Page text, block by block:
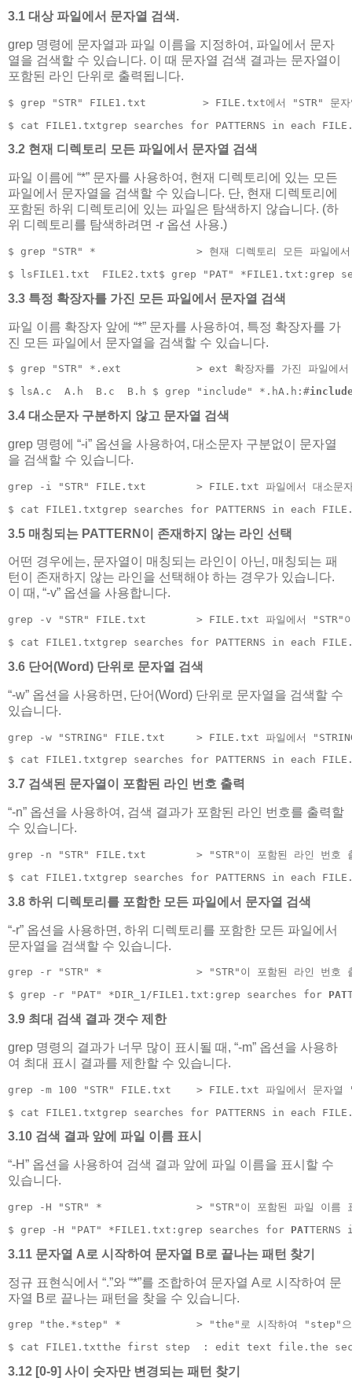
3.1 대상 파일에서 문자열 검색.
grep 명령에 문자열과 파일 이름을 지정하여, 파일에서 문자
열을 검색할 수 있습니다. 이 때 문자열 검색 결과는 문자열이
포함된 라인 단위로 출력됩니다.
$ grep "STR" FILE1.txt         > FILE.txt에서 "STR" 문자
$ cat FILE1.txtgrep searches for PATTERNS in each
3.2 현재 디렉토리 모든 파일에서 문자열 검색
파일 이름에 “*” 문자를 사용하여, 현재 디렉토리에 있는 모든
파일에서 문자열을 검색할 수 있습니다. 단, 현재 디렉토리에
포함된 하위 디렉토리에 있는 파일은 탐색하지 않습니다. (하
위 디렉토리를 탐색하려면 -r 옵션 사용.)
$ grep "STR" *                > 현재 디렉토리 모든 파일에서
$ lsFILE1.txt  FILE2.txt$ grep "PAT" *FILE1.txt:grep
3.3 특정 확장자를 가진 모든 파일에서 문자열 검색
파일 이름 확장자 앞에 “*” 문자를 사용하여, 특정 확장자를 가
진 모든 파일에서 문자열을 검색할 수 있습니다.
$ grep "STR" *.ext            > ext 확장자를 가진 파일에서
$ lsA.c  A.h  B.c  B.h $ grep "include" *.hA.h:#
3.4 대소문자 구분하지 않고 문자열 검색
grep 명령에 “-i” 옵션을 사용하여, 대소문자 구분없이 문자열
을 검색할 수 있습니다.
grep -i "STR" FILE.txt        > FILE.txt 파일에서 대소문자
$ cat FILE1.txtgrep searches for PATTERNS in each
3.5 매칭되는 PATTERN이 존재하지 않는 라인 선택
어떤 경우에는, 문자열이 매칭되는 라인이 아닌, 매칭되는 패
턴이 존재하지 않는 라인을 선택해야 하는 경우가 있습니다.
이 때, “-v” 옵션을 사용합니다.
grep -v "STR" FILE.txt        > FILE.txt 파일에서 "STR"이
$ cat FILE1.txtgrep searches for PATTERNS in each
3.6 단어(Word) 단위로 문자열 검색
“-w” 옵션을 사용하면, 단어(Word) 단위로 문자열을 검색할 수
있습니다.
grep -w "STRING" FILE.txt     > FILE.txt 파일에서
$ cat FILE1.txtgrep searches for PATTERNS in each
3.7 검색된 문자열이 포함된 라인 번호 출력
“-n” 옵션을 사용하여, 검색 결과가 포함된 라인 번호를 출력할
수 있습니다.
grep -n "STR" FILE.txt        > "STR"이 포함된 라인 번호
$ cat FILE1.txtgrep searches for PATTERNS in each
3.8 하위 디렉토리를 포함한 모든 파일에서 문자열 검색
“-r” 옵션을 사용하면, 하위 디렉토리를 포함한 모든 파일에서
문자열을 검색할 수 있습니다.
grep -r "STR" *               > "STR"이 포함된 라인 번호
$ grep -r "PAT" *DIR_1/FILE1.txt:grep searches for PAT
3.9 최대 검색 결과 갯수 제한
grep 명령의 결과가 너무 많이 표시될 때, “-m” 옵션을 사용하
여 최대 표시 결과를 제한할 수 있습니다.
grep -m 100 "STR" FILE.txt    > FILE.txt 파일에서 문자열
$ cat FILE1.txtgrep searches for PATTERNS in each
3.10 검색 결과 앞에 파일 이름 표시
“-H” 옵션을 사용하여 검색 결과 앞에 파일 이름을 표시할 수
있습니다.
grep -H "STR" *               > "STR"이 포함된 파일 이름
$ grep -H "PAT" *FILE1.txt:grep searches for PAT
3.11 문자열 A로 시작하여 문자열 B로 끝나는 패턴 찾기
정규 표현식에서 “.”와 “*”를 조합하여 문자열 A로 시작하여 문
자열 B로 끝나는 패턴을 찾을 수 있습니다.
grep "the.*step" *            > "the"로 시작하여 "step"으
$ cat FILE1.txtthe first step  : edit text file.the
3.12 [0-9] 사이 숫자만 변경되는 패턴 찾기